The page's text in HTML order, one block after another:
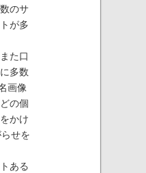
のサ
が多
た口
多数
画像
の個
かけ
せを
ある